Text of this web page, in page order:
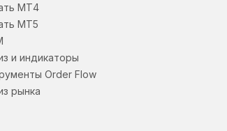
МТ4
МТ5
и индикаторы
Order Flow
рынка